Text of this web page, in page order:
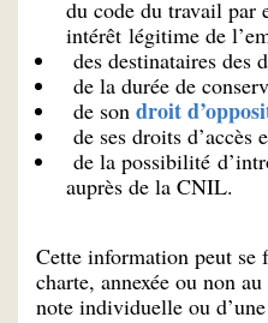
du code du travail par
intérêt légitime de
des destinataires des
de la durée de
de son droit
de ses droits d’accès
de la possibilité
auprès de la CNIL.
Cette information peut se
charte, annexée ou non
note individuelle ou